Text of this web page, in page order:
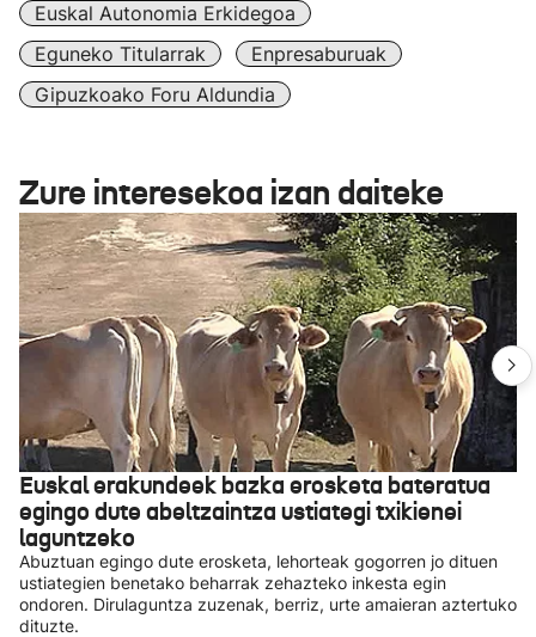
Euskal Autonomia Erkidegoa
Eguneko Titularrak
Enpresaburuak
Gipuzkoako Foru Aldundia
Zure interesekoa izan daiteke
Euskal erakundeek bazka erosketa bateratua
egingo dute abeltzaintza ustiategi txikienei
laguntzeko
Abuztuan egingo dute erosketa, lehorteak gogorren jo dituen
ustiategien benetako beharrak zehazteko inkesta egin
ondoren. Dirulaguntza zuzenak, berriz, urte amaieran aztertuko
dituzte.